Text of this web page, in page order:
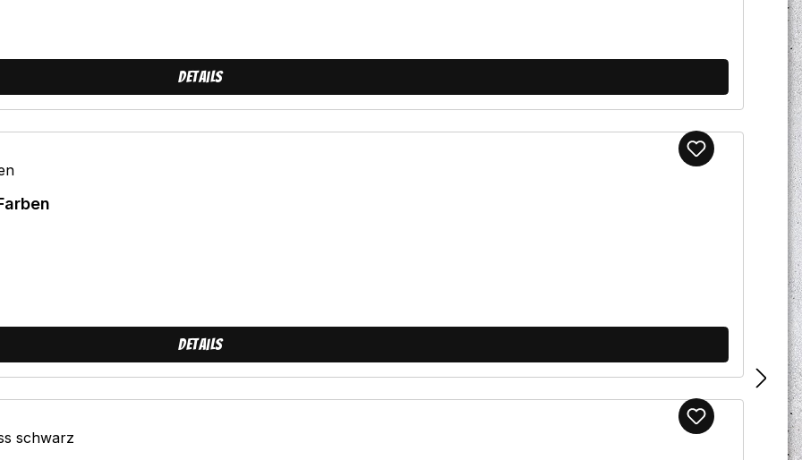
Details
Details